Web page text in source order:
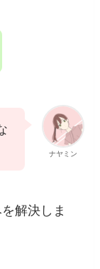
ナヤミン
解決しま